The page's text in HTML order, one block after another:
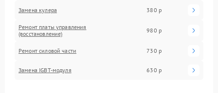
Замена кулера 380 р
Ремонт платы управления
(восстановление)
980 р
Ремонт силовой части 730 р
Замена IGBT-модуля 630 р